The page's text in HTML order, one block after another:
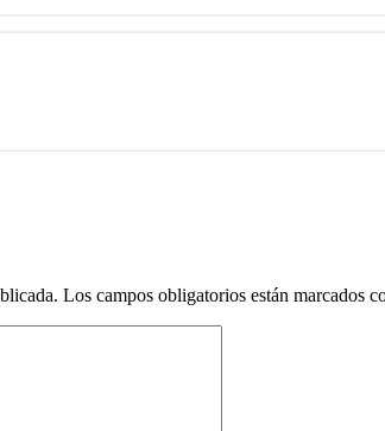
Los campos obligatorios están marcados